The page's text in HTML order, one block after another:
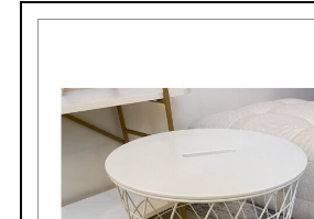
スタッフ紹介
店舗アクセス